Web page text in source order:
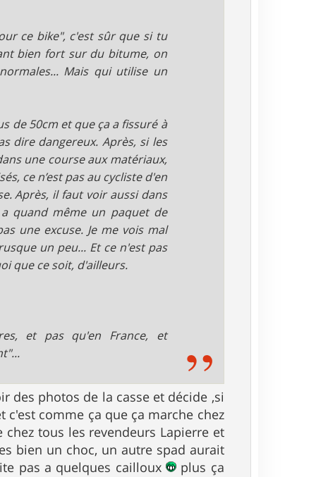
ce bike", c'est sûr que si tu
bien fort sur du bitume, on
Mais qui utilise un
de 50cm et que ça a fissuré à
dire dangereux. Après, si les
une course aux matériaux,
ce n’est pas au cycliste d'en
Après, il faut voir aussi dans
quand même un paquet de
une excuse. Je me vois mal
un peu... Et ce n'est pas
que ce soit, d'ailleurs.
et pas qu'en France, et
des photos de la casse et décide ,si
comme ça que ça marche chez
tous les revendeurs Lapierre et
bien un choc, un autre spad aurait
pas a quelques cailloux
plus ça